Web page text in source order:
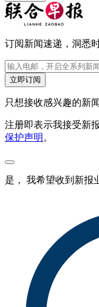
订阅新闻速递，洞悉
立即订阅
只想接收感兴趣的新
注册即表示我接受新
保护声明 。
是， 我希望收到新报